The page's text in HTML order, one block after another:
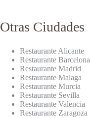
Otras Ciudades
Restaurante Alicante
Restaurante Barcelona
Restaurante Madrid
Restaurante Malaga
Restaurante Murcia
Restaurante Sevilla
Restaurante Valencia
Restaurante Zaragoza